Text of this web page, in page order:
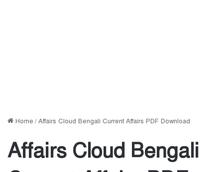
Home /Affairs Cloud Bengali Current Affairs PDF Download
Affairs Cloud Bengali